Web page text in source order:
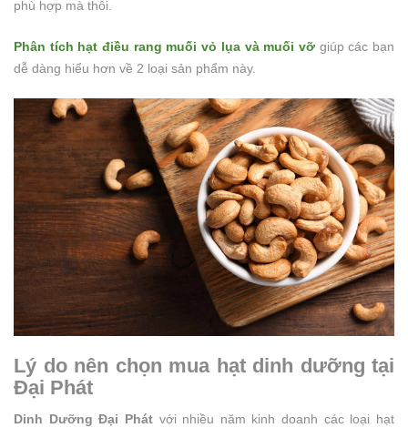
phù hợp mà thôi.
Phân tích hạt điều rang muối vỏ lụa và muối vỡ giúp các bạn
dễ dàng hiểu hơn về 2 loại sản phẩm này.
Lý do nên chọn mua hạt dinh dưỡng tại
Đại Phát
Dinh Dưỡng Đại Phátvới nhiều năm kinh doanh các loại hạt